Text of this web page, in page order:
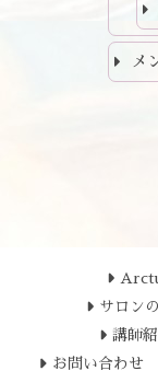
メ
サロン
講師
お問い合わせ